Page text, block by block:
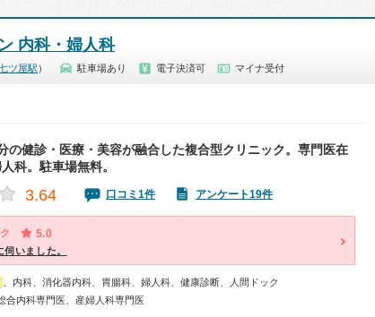
内科・婦人科
ツ屋駅 ） 駐車場あり 電子決済可 マイナ受付
の健診・医療・美容が融合した複合型クリニック。専門医在
科。駐車場無料。
3.64 口コミ1件 アンケート19件
5.0
伺いました。
、内科、消化器内科、胃腸科、婦人科、健康診断、人間ドック
合内科専門医、産婦人科専門医